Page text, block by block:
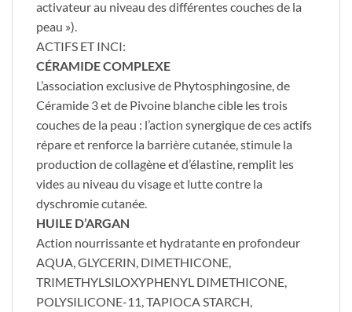
activateur au niveau des différentes couches de la
peau »).
ACTIFS ET INCI:
CÉRAMIDE COMPLEXE
L’association exclusive de Phytosphingosine, de
Céramide 3 et de Pivoine blanche cible les trois
couches de la peau : l’action synergique de ces actifs
répare et renforce la barrière cutanée, stimule la
production de collagène et d’élastine, remplit les
vides au niveau du visage et lutte contre la
dyschromie cutanée.
HUILE D’ARGAN
Action nourrissante et hydratante en profondeur
AQUA, GLYCERIN, DIMETHICONE,
TRIMETHYLSILOXYPHENYL DIMETHICONE,
POLYSILICONE-11, TAPIOCA STARCH,